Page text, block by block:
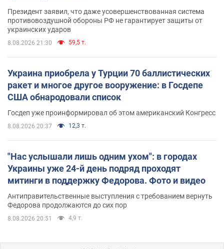
Президент заявил, что даже усовершенствованная система
противовоздушной обороны РФ не гарантирует защиты от
украинских ударов
8.08.2026 21:30 59,5 т.
Украина приобрела у Турции 70 баллистических
ракет и многое другое вооружение: в Госдепе
США обнародовали список
Госдеп уже проинформировал об этом американский Конгресс
8.08.2026 20:37 12,3 т.
"Нас услышали лишь одним ухом": в городах
Украины уже 24-й день подряд проходят
митинги в поддержку Федорова. Фото и видео
Антиправительственные выступления с требованием вернуть
Федорова продолжаются до сих пор
8.08.2026 20:51 4,9 т.